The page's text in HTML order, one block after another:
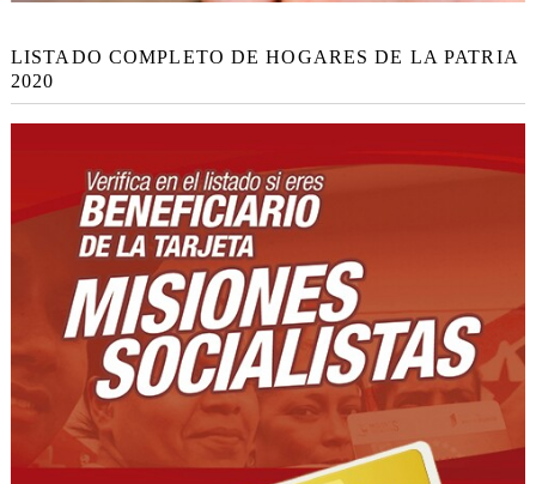
LISTADO COMPLETO DE HOGARES DE LA PATRIA
2020